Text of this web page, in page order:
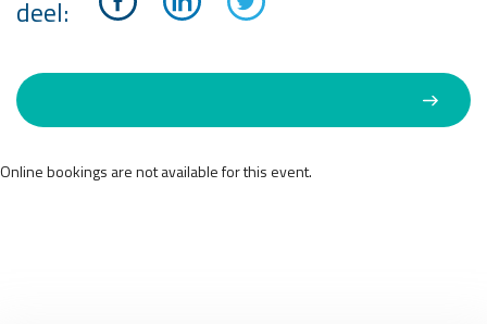
deel:
Online bookings are not available for this event.